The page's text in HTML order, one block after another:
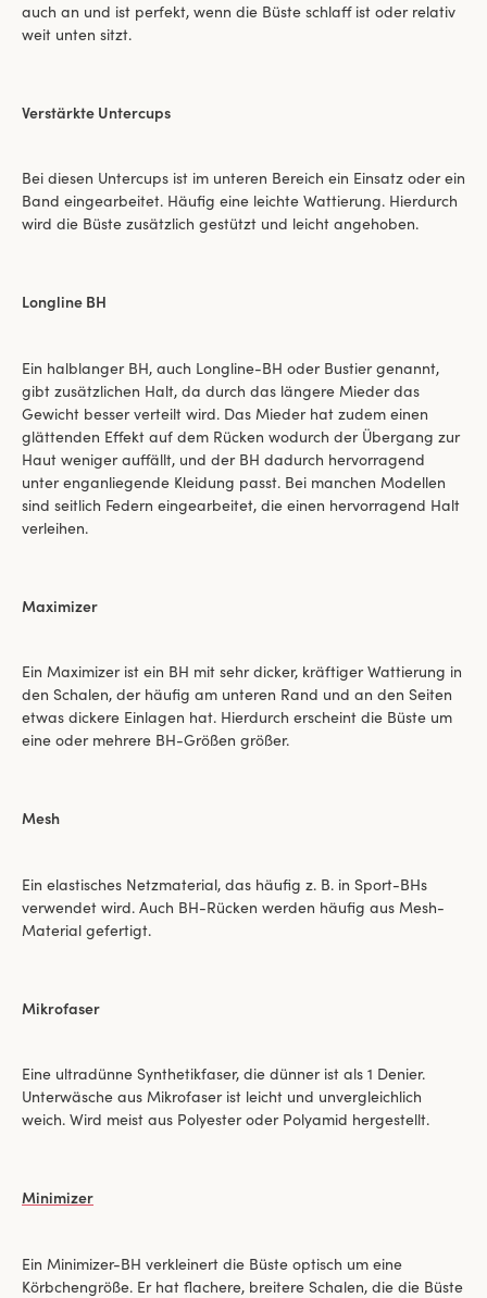
auch an und ist perfekt, wenn die Büste schlaff ist oder relativ
weit unten sitzt.
Verstärkte Untercups
Bei diesen Untercups ist im unteren Bereich ein Einsatz oder ein
Band eingearbeitet. Häufig eine leichte Wattierung. Hierdurch
wird die Büste zusätzlich gestützt und leicht angehoben.
Longline BH
Ein halblanger BH, auch Longline-BH oder Bustier genannt,
gibt zusätzlichen Halt, da durch das längere Mieder das
Gewicht besser verteilt wird. Das Mieder hat zudem einen
glättenden Effekt auf dem Rücken wodurch der Übergang zur
Haut weniger auffällt, und der BH dadurch hervorragend
unter enganliegende Kleidung passt. Bei manchen Modellen
sind seitlich Federn eingearbeitet, die einen hervorragend Halt
verleihen.
Maximizer
Ein Maximizer ist ein BH mit sehr dicker, kräftiger Wattierung in
den Schalen, der häufig am unteren Rand und an den Seiten
etwas dickere Einlagen hat. Hierdurch erscheint die Büste um
eine oder mehrere BH-Größen größer.
Mesh
Ein elastisches Netzmaterial, das häufig z. B. in Sport-BHs
verwendet wird. Auch BH-Rücken werden häufig aus Mesh-
Material gefertigt.
Mikrofaser
Eine ultradünne Synthetikfaser, die dünner ist als 1 Denier.
Unterwäsche aus Mikrofaser ist leicht und unvergleichlich
weich. Wird meist aus Polyester oder Polyamid hergestellt.
Minimizer
Ein Minimizer-BH verkleinert die Büste optisch um eine
Körbchengröße. Er hat flachere, breitere Schalen, die die Büste